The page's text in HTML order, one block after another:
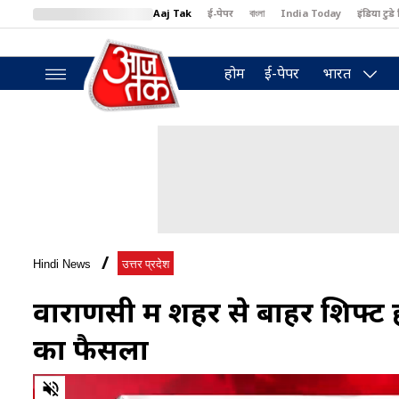
Aaj Tak ई-पेपर বাংলা India Today इंडिया टुडे
BT Bazaar
होम ई-पेपर भारत
Hindi News उत्तर प्रदेश
वाराणसी में शहर से बाहर
का फैसला
0
of